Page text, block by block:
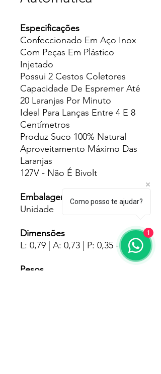
Especificações
Confeccionado Em Aço Inox
Com Peças Em Plástico
Injetado
Possui 2 Cestos Coletores
Capacidade De Espremer Até
20 Laranjas Por Minuto
Ideal Para Lanças Entre 4 E 8
Centímetros
Produz Suco 100% Natural
Aproveitamento Máximo Das
Laranjas
127V - Não É Bivolt
Embalagens
Unidade
Dimensões
L: 0,79 | A: 0,73 | P: 0,35 - Mts
Pesos
Como posso te ajudar?
1